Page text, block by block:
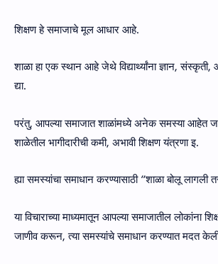
शिक्षण हे समाजाचे मूल आधार आहे.
शाळा हा एक स्थान आहे जेथे विद्यार्थ्यांना ज्ञान, संस्कृती,
द्या.
परंतु, आपल्या समाजात शाळांमध्ये अनेक समस्या आहेत
शाळेतील भागीदारीची कमी, अभावी शिक्षण यंत्रणा इ.
ह्या समस्यांचा समाधान करण्यासाठी “शाळा बोलू लागली
या विचाराच्या माध्यमातून आपल्या समाजातील लोकांना
जाणीव करून, त्या समस्यांचे समाधान करण्यात मदत